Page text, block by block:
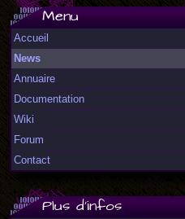
Menu
Accueil
News
Annuaire
Documentation
Wiki
Forum
Contact
Plus d'infos